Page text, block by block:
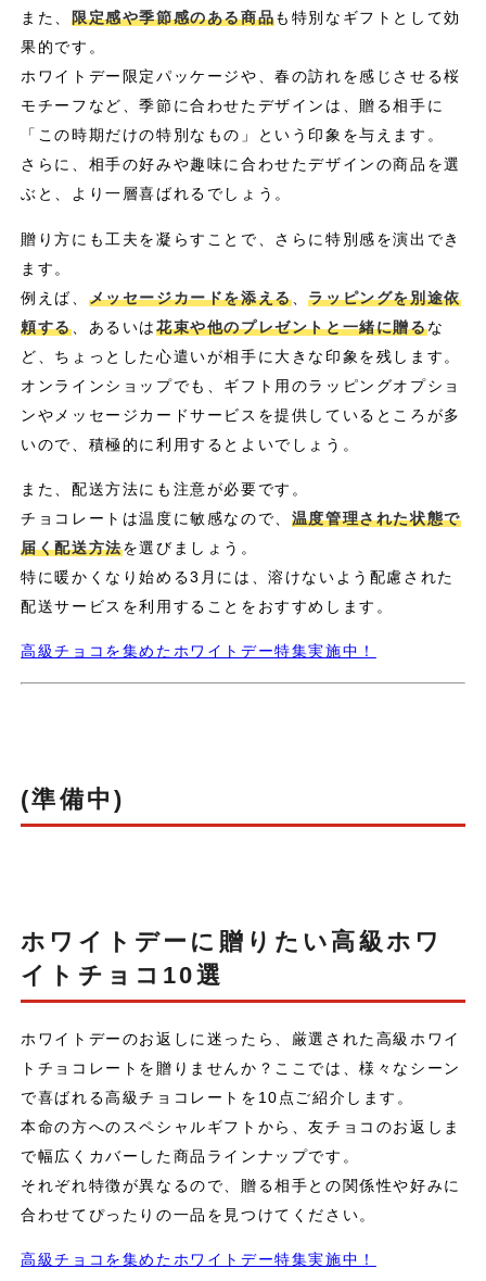
また、 限定感や季節感のある商品も特別なギフトとして効
果的です。
ホワイトデー限定パッケージや、春の訪れを感じさせる桜
モチーフなど、季節に合わせたデザインは、贈る相手に
「この時期だけの特別なもの」という印象を与えます。
さらに、相手の好みや趣味に合わせたデザインの商品を選
ぶと、より一層喜ばれるでしょう。
贈り方にも工夫を凝らすことで、さらに特別感を演出でき
ます。
例えば、 メッセージカードを添える、ラッピングを別途依
頼する 、あるいは花束や他のプレゼントと一緒に贈るな
ど、ちょっとした心遣いが相手に大きな印象を残します。
オンラインショップでも、ギフト用のラッピングオプショ
ンやメッセージカードサービスを提供しているところが多
いので、積極的に利用するとよいでしょう。
また、配送方法にも注意が必要です。
チョコレートは温度に敏感なので、 温度管理された状態で
届く配送方法を選びましょう。
特に暖かくなり始める3月には、溶けないよう配慮された
配送サービスを利用することをおすすめします。
高級チョコを集めたホワイトデー特集実施中！
(準備中)
ホワイトデーに贈りたい高級ホワ
イトチョコ10選
ホワイトデーのお返しに迷ったら、厳選された高級ホワイ
トチョコレートを贈りませんか？ここでは、様々なシーン
で喜ばれる高級チョコレートを10点ご紹介します。
本命の方へのスペシャルギフトから、友チョコのお返しま
で幅広くカバーした商品ラインナップです。
それぞれ特徴が異なるので、贈る相手との関係性や好みに
合わせてぴったりの一品を見つけてください。
高級チョコを集めたホワイトデー特集実施中！